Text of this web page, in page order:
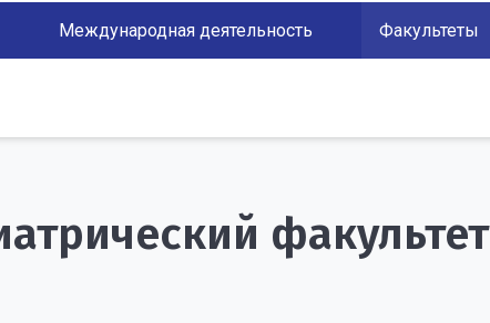
Международная деятельность Факультеты
факультет